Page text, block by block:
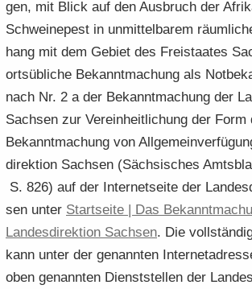
gen, mit Blick auf den Aus­bruch der
Schwei­ne­pest in un­mit­tel­ba­rem
hang mit dem Ge­biet des Frei­staa­tes
orts­üb­li­che Be­kannt­ma­chung als
nach Nr. 2 a der Be­kannt­ma­chung der
Sach­sen zur Ver­ein­heit­li­chung der Form
Be­kannt­ma­chung von
di­rek­ti­on Sach­sen (Säch­si­sches
S. 826) auf der In­ter­net­sei­te der
sen unter Start­sei­te | Das
Lan­des­di­rek­ti­on Sach­sen. Die
kann unter der ge­nann­ten
oben ge­nann­ten Dienst­stel­len der